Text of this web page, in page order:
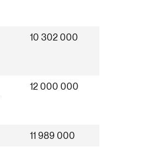
10 302 000
12 000 000
11 989 000